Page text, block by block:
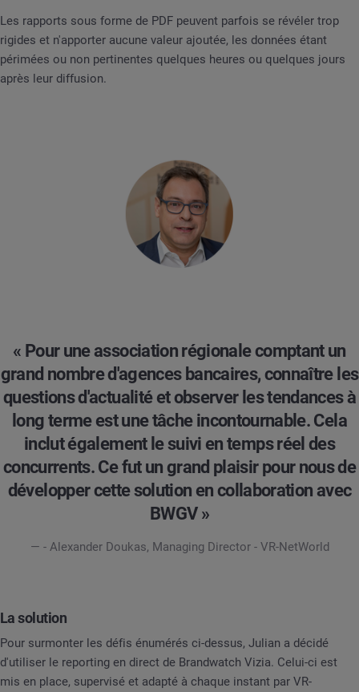
Les rapports sous forme de PDF peuvent parfois se révéler trop
rigides et n'apporter aucune valeur ajoutée, les données étant
périmées ou non pertinentes quelques heures ou quelques jours
après leur diffusion.
« Pour une association régionale comptant un
grand nombre d'agences bancaires, connaître les
questions d'actualité et observer les tendances à
long terme est une tâche incontournable. Cela
inclut également le suivi en temps réel des
concurrents. Ce fut un grand plaisir pour nous de
développer cette solution en collaboration avec
BWGV »
— - Alexander Doukas, Managing Director - VR-NetWorld
La solution
Pour surmonter les défis énumérés ci-dessus, Julian a décidé
d'utiliser le reporting en direct de Brandwatch Vizia. Celui-ci est
mis en place, supervisé et adapté à chaque instant par VR-